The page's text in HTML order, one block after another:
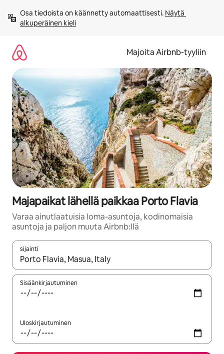
sisältö
väliin
Osa tiedoista on käännetty automaattisesti. Näytä
alkuperäinen kieli
Majoita Airbnb-tyyliin
Majapaikat lähellä paikkaa Porto Flavia
Varaa ainutlaatuisia loma-asuntoja, kodinomaisia
asuntoja ja paljon muuta Airbnb:llä
sijainti
Kun tulokset ovat saatavilla, navigoi ylös- ja alas-
Sisäänkirjautuminen
Uloskirjautuminen